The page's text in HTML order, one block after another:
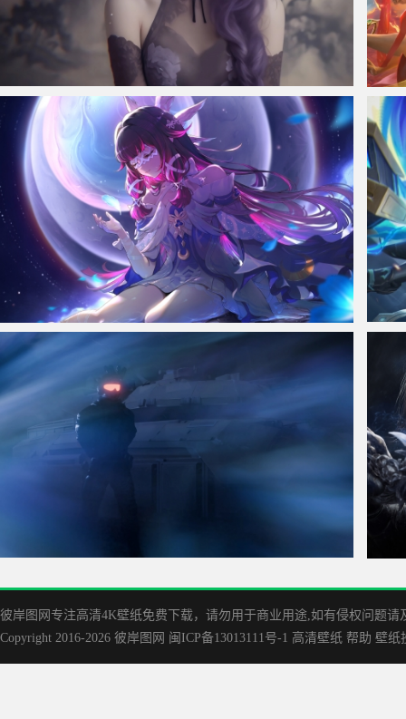
仙侠凌仙 紫色长卷发美女 古风古典 4K壁纸 哪吒
原神 游戏女孩 坐着 蓝色背影 唯美 5K壁纸 5120x2880
彼岸图网专注高清4K壁纸免费下载，请勿用于商业用途,如有侵权问题
Copyright 2016-2026 彼岸图网 闽ICP备13013111号-1 高清壁纸 帮助 壁纸